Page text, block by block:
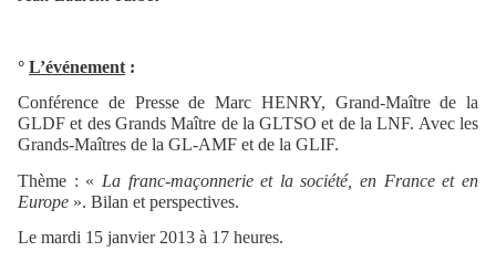
° L’événement :
Conférence de Presse de Marc HENRY, Grand-Maître de la
GLDF et des Grands Maître de la GLTSO et de la LNF. Avec les
Grands-Maîtres de la GL-AMF et de la GLIF.
Thème : « La franc-maçonnerie et la société, en France et en
Europe ». Bilan et perspectives.
Le mardi 15 janvier 2013 à 17 heures.